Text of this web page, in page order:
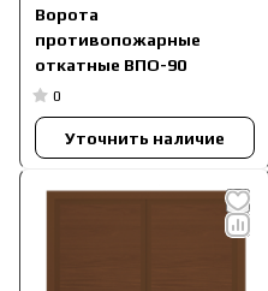
Ворота
противопожарные
откатные ВПО-90
0
Уточнить наличие